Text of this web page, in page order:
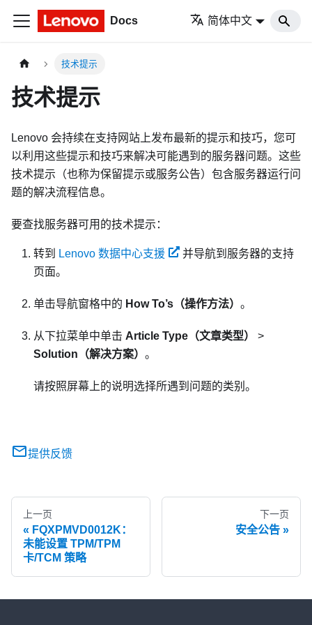
Docs 简体中文
技术提示
技术提示
Lenovo 会持续在支持网站上发布最新的提示和技巧，您可
以利用这些提示和技巧来解决可能遇到的服务器问题。这些
技术提示（也称为保留提示或服务公告）包含服务器运行问
题的解决流程信息。
要查找服务器可用的技术提示：
转到 Lenovo 数据中心支援
并导航到服务器的支持
页面。
单击导航窗格中的 How To’s（操作方法） 。
从下拉菜单中单击 Article Type（文章类型）
>
Solution（解决方案） 。
请按照屏幕上的说明选择所遇到问题的类别。
提供反馈
上一页
FQXPMVD0012K：
未能设置 TPM/TPM
卡/TCM 策略
下一页
安全公告